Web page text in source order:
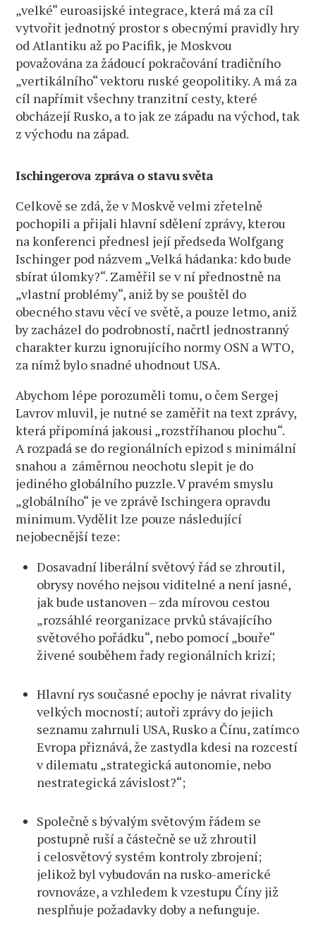
„velké“ euroasijské integrace, která má za cíl
vytvořit jednotný prostor s obecnými pravidly hry
od Atlantiku až po Pacifik, je Moskvou
považována za žádoucí pokračování tradičního
„vertikálního“ vektoru ruské geopolitiky. A má za
cíl napřímit všechny tranzitní cesty, které
obcházejí Rusko, a to jak ze západu na východ, tak
z východu na západ.
Ischingerova zpráva o stavu světa
Celkově se zdá, že v Moskvě velmi zřetelně
pochopili a přijali hlavní sdělení zprávy, kterou
na konferenci přednesl její předseda Wolfgang
Ischinger pod názvem „Velká hádanka: kdo bude
sbírat úlomky?“. Zaměřil se v ní přednostně na
„vlastní problémy“, aniž by se pouštěl do
obecného stavu věcí ve světě, a pouze letmo, aniž
by zacházel do podrobností, načrtl jednostranný
charakter kurzu ignorujícího normy OSN a WTO,
za nímž bylo snadné uhodnout USA.
Abychom lépe porozuměli tomu, o čem Sergej
Lavrov mluvil, je nutné se zaměřit na text zprávy,
která připomíná jakousi „rozstříhanou plochu“.
A rozpadá se do regionálních epizod s minimální
snahou a záměrnou neochotu slepit je do
jediného globálního puzzle. V pravém smyslu
„globálního“ je ve zprávě Ischingera opravdu
minimum. Vydělit lze pouze následující
nejobecnější teze:
Dosavadní liberální světový řád se zhroutil,
obrysy nového nejsou viditelné a není jasné,
jak bude ustanoven – zda mírovou cestou
„rozsáhlé reorganizace prvků stávajícího
světového pořádku“, nebo pomocí „bouře“
živené souběhem řady regionálních krizí;
Hlavní rys současné epochy je návrat rivality
velkých mocností; autoři zprávy do jejich
seznamu zahrnuli USA, Rusko a Čínu, zatímco
Evropa přiznává, že zastydla kdesi na rozcestí
v dilematu „strategická autonomie, nebo
nestrategická závislost?“;
Společně s bývalým světovým řádem se
postupně ruší a částečně se už zhroutil
i celosvětový systém kontroly zbrojení;
jelikož byl vybudován na rusko-americké
rovnováze, a vzhledem k vzestupu Číny již
nesplňuje požadavky doby a nefunguje.